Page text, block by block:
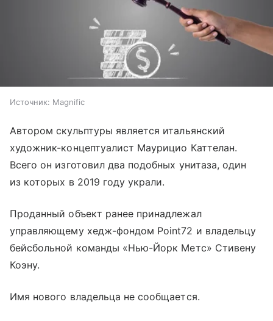
Источник: Magnific
Автором скульптуры является итальянский
художник-концептуалист Маурицио Каттелан.
Всего он изготовил два подобных унитаза, один
из которых в 2019 году украли.
Проданный объект ранее принадлежал
управляющему хедж-фондом Point72 и владельцу
бейсбольной команды «Нью-Йорк Метс» Стивену
Коэну.
Имя нового владельца не сообщается.